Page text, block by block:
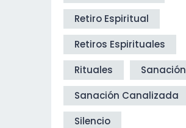
Retiro Espiritual
Retiros Espirituales
Rituales
Sanación
Sanación Canalizada
Silencio